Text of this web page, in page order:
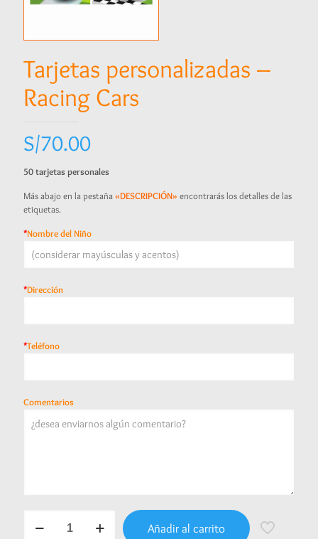
Tarjetas personalizadas –
Racing Cars
S/70.00
50 tarjetas personales
Más abajo en la pestaña «DESCRIPCIÓN» encontrarás los detalles de las
etiquetas.
*Nombre del Niño
*Dirección
*Teléfono
Comentarios
personalizadas
Añadir al carrito